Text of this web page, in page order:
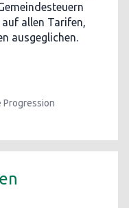
allen Tarifen,
ausgeglichen.
Progression